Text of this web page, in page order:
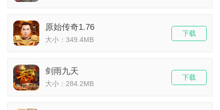
原始传奇1.76
大小：349.4MB
下载
剑雨九天
大小：284.2MB
下载